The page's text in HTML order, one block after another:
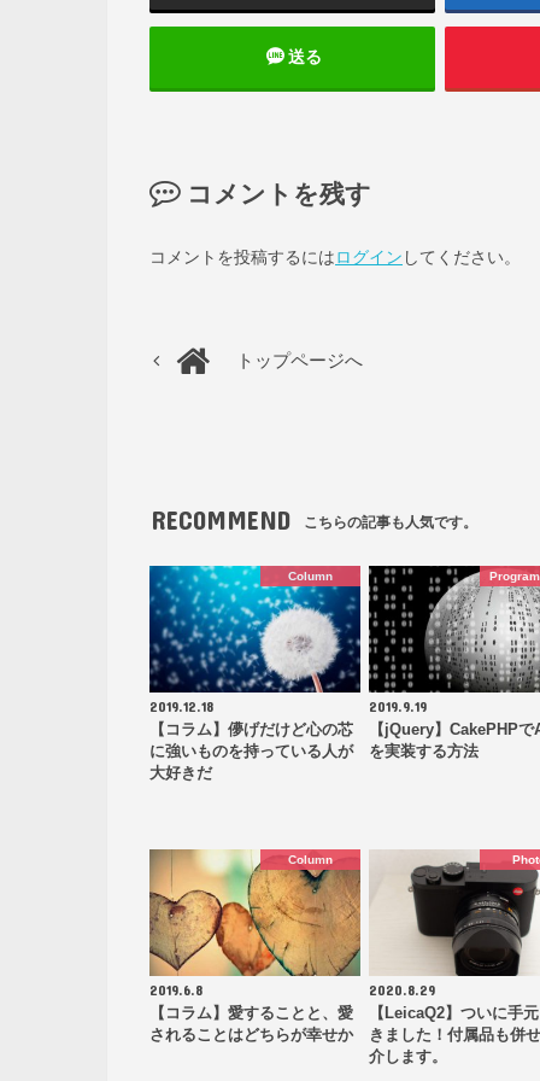
送る
コメントを残す
コメントを投稿するにはログイン してください。
トップページへ
RECOMMEND こちらの記事も人気です。
Column
2019.12.18
【コラム】儚げだけど心の芯
に強いものを持っている人が
大好きだ
2019.9.19
【jQuery】CakePHPで
を実装する方法
Column
2019.6.8
【コラム】愛することと、愛
されることはどちらが幸せか
2020.8.29
【LeicaQ2】ついに手
きました！付属品も併
介します。